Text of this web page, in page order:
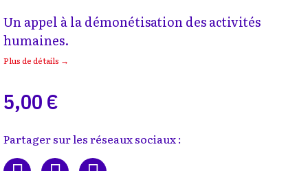
Un appel à la démonétisation des activités
humaines.
Plus de détails →
5,00 €
Partager sur les réseaux sociaux :